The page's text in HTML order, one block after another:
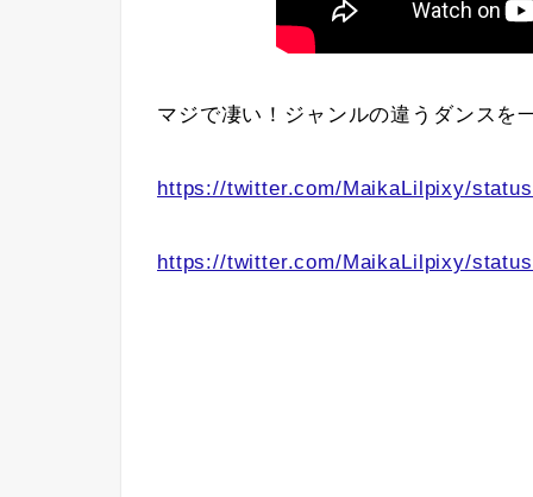
マジで凄い！ジャンルの違うダンスを
https://twitter.com/MaikaLilpixy/
https://twitter.com/MaikaLilpixy/